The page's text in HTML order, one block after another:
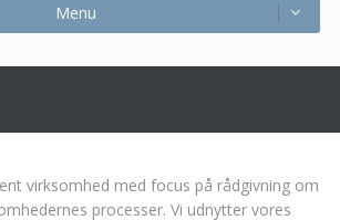
Menu
virksomhed med focus på rådgivning om
processer. Vi udnytter vores